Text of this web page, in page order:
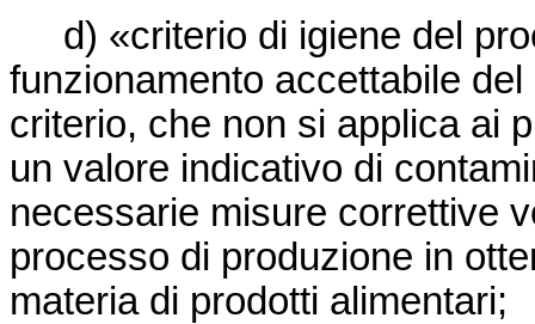
d) «criterio di igiene del
funzionamento accettabile
criterio, che non si applica ai
un valore indicativo di
necessarie misure correttive
processo di produzione in
materia di prodotti alimentari;